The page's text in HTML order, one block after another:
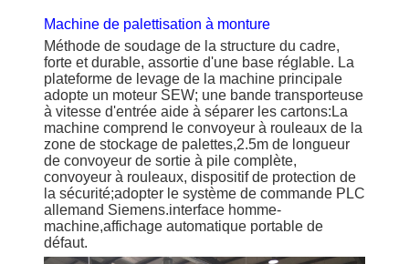
Machine de palettisation à monture
Méthode de soudage de la structure du cadre,
forte et durable, assortie d'une base réglable. La
plateforme de levage de la machine principale
adopte un moteur SEW; une bande transporteuse
à vitesse d'entrée aide à séparer les cartons:La
machine comprend le convoyeur à rouleaux de la
zone de stockage de palettes,2.5m de longueur
de convoyeur de sortie à pile complète,
convoyeur à rouleaux, dispositif de protection de
la sécurité;adopter le système de commande PLC
allemand Siemens.interface homme-
machine,affichage automatique portable de
défaut.